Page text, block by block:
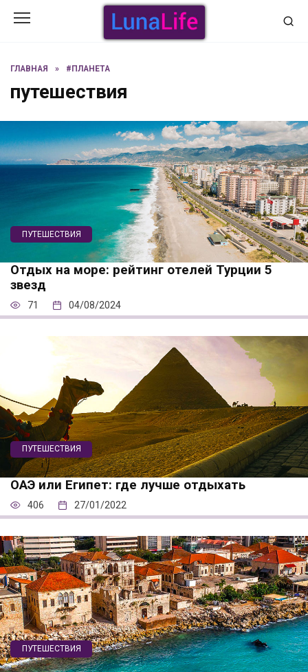
ГЛАВНАЯ » #ПЛАНЕТА
путешествия
ПУТЕШЕСТВИЯ
Отдых на море: рейтинг отелей Турции 5
звезд
71 04/08/2024
ПУТЕШЕСТВИЯ
ОАЭ или Египет: где лучше отдыхать
406 27/01/2022
ПУТЕШЕСТВИЯ